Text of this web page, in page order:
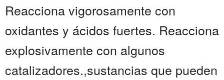
Reacciona vigorosamente con
oxidantes y ácidos fuertes. Reacciona
explosivamente con algunos
catalizadores.,sustancias que pueden